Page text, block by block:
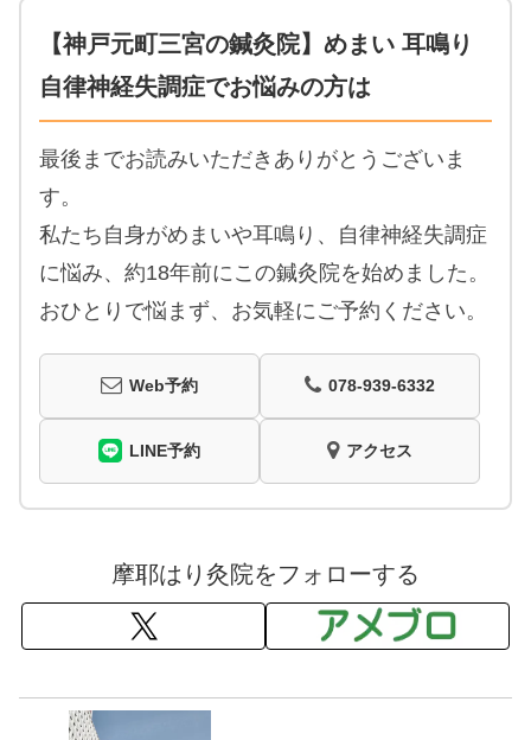
【神戸元町三宮の鍼灸院】めまい 耳鳴り
自律神経失調症でお悩みの方は
最後までお読みいただきありがとうございま
す。
私たち自身がめまいや耳鳴り、自律神経失調症
に悩み、約18年前にこの鍼灸院を始めました。
おひとりで悩まず、お気軽にご予約ください。
Web予約 078-939-6332
LINE予約 アクセス
摩耶はり灸院をフォローする